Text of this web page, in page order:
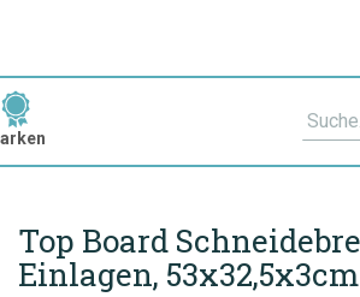
Suche
Top Board
Einlagen, 53x32,5x3cm